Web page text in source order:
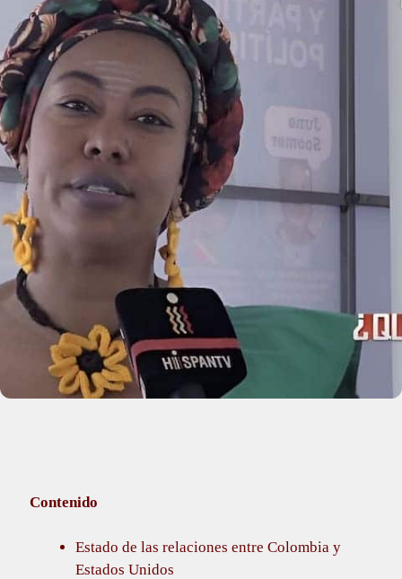
Contenido
Estado de las relaciones entre Colombia y
Estados Unidos